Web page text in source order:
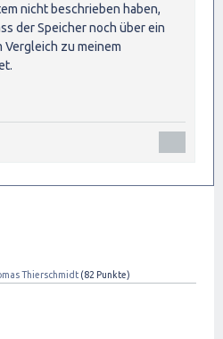
nicht beschrieben haben,
der Speicher noch über ein
zu meinem
Thierschmidt (82 Punkte)